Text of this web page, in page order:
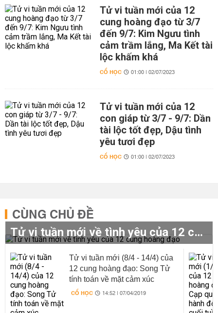
Tử vi tuần mới của 12
cung hoàng đạo từ 3/7
đến 9/7: Kim Ngưu tình
cảm trầm lắng, Ma Kết tài
lộc khấm khá
CỔ HỌC 01:00 | 02/07/2023
Tử vi tuần mới của 12
con giáp từ 3/7 - 9/7: Dần
tài lộc tốt đẹp, Dậu tình
yêu tươi đẹp
CỔ HỌC 01:00 | 02/07/2023
CÙNG CHỦ ĐỀ
Tử vi tuần mới về tình yêu của 12 cung hoàng đạo
Tử vi tuần mới (8/4 - 14/4) của
12 cung hoàng đạo: Song Tử
tính toán về mặt cảm xúc
CỔ HỌC 14:52 | 07/04/2019